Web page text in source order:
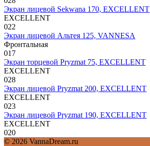
Экран лицевой Sekwana 170, EXCELLENT
EXCELLENT
022
Экран лицевой Альтея 125, VANNESA
Фронтальная
017
Экран торцевой Pryzmat 75, EXCELLENT
EXCELLENT
028
Экран лицевой Pryzmat 200, EXCELLENT
EXCELLENT
023
Экран лицевой Pryzmat 190, EXCELLENT
EXCELLENT
020
© 2026 VannaDream.ru